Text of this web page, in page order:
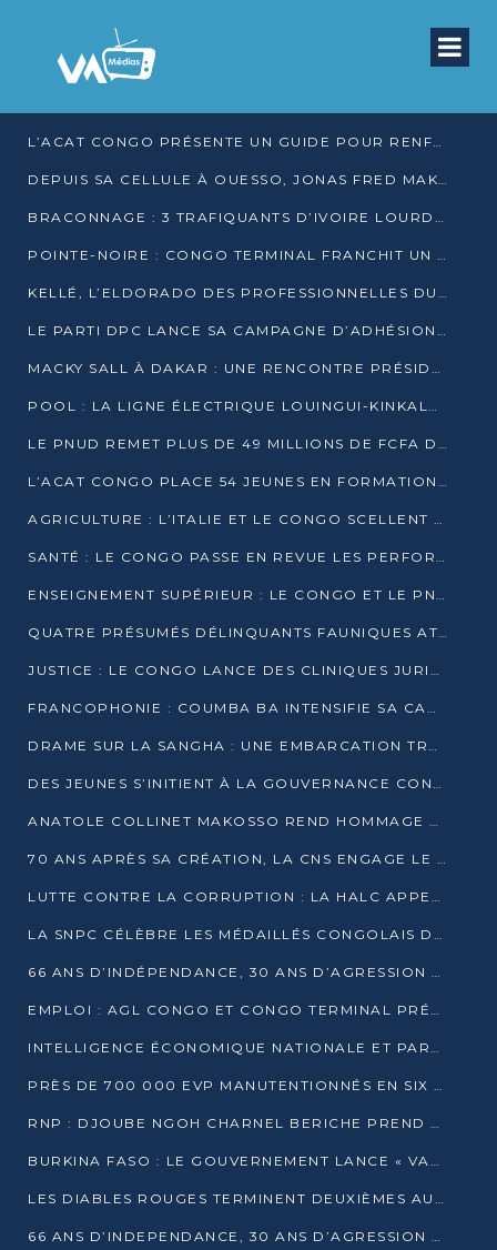
L’ACAT CONGO PRÉSENTE UN GUIDE POUR RENFORCER LES GARANTIES JUDICIAIRES EN GARDE À VUE
DEPUIS SA CELLULE À OUESSO, JONAS FRED MAKITA DÉNONCE CE QU’IL QUALIFIE DE DÉNI DE JUSTICE
BRACONNAGE : 3 TRAFIQUANTS D’IVOIRE LOURDEMENT CONDAMNÉS À DJAMBALA
POINTE-NOIRE : CONGO TERMINAL FRANCHIT UN CAP HISTORIQUE AVEC 99 MOUVEMENTS/HEURE
KELLÉ, L’ELDORADO DES PROFESSIONNELLES DU SEXE
LE PARTI DPC LANCE SA CAMPAGNE D’ADHÉSIONS ET VEUT STRUCTURER SA PRÉSENCE DANS LES 15 DÉPARTEMENTS
MACKY SALL À DAKAR : UNE RENCONTRE PRÉSIDENTIELLE QUI DIVISE L’OPINION SÉNÉGALAISE
POOL : LA LIGNE ÉLECTRIQUE LOUINGUI-KINKALA-BOKO MISE EN SERVICE
LE PNUD REMET PLUS DE 49 MILLIONS DE FCFA D’ÉQUIPEMENTS POUR ACCÉLÉRER LA NUMÉRISATION DU SYSTÈME DE SANTÉ
L’ACAT CONGO PLACE 54 JEUNES EN FORMATION PROFESSIONNELLE
AGRICULTURE : L’ITALIE ET LE CONGO SCELLENT UN PARTENARIAT POUR UNE PRODUCTION LOCALE DURABLE
SANTÉ : LE CONGO PASSE EN REVUE LES PERFORMANCES DE SES HÔPITAUX À MI-PARCOURS
ENSEIGNEMENT SUPÉRIEUR : LE CONGO ET LE PNUD VEULENT RAPPROCHER LA FORMATION UNIVERSITAIRE DES BESOINS DU MARCHÉ DE L’EMPLOI
QUATRE PRÉSUMÉS DÉLINQUANTS FAUNIQUES ATTENDUS DEVANT LA JUSTICE POUR TRAFIC D’IVOIRE
JUSTICE : LE CONGO LANCE DES CLINIQUES JURIDIQUES POUR RAPPROCHER LE DROIT DES CITOYENS
FRANCOPHONIE : COUMBA BA INTENSIFIE SA CAMPAGNE POUR LA SUCCESSION À LA TÊTE DE L’OIF
DRAME SUR LA SANGHA : UNE EMBARCATION TRANSPORTANT DES FIDÈLES DE « NZAMBÉ YA L’HUILE » FAIT NAUFRAGE À OUESSO
DES JEUNES S’INITIENT À LA GOUVERNANCE CONTINENTALE À BRAZZAVILLE
ANATOLE COLLINET MAKOSSO REND HOMMAGE À JEAN-PAUL PIGASSE
70 ANS APRÈS SA CRÉATION, LA CNS ENGAGE LE VIRAGE DE LA DIGITALISATION
LUTTE CONTRE LA CORRUPTION : LA HALC APPELLE À PASSER DES DISCOURS AUX ACTES
LA SNPC CÉLÈBRE LES MÉDAILLÉS CONGOLAIS DES OLYMPIADES PANAFRICAINES DE MATHÉMATIQUES 2026
66 ANS D’INDÉPENDANCE, 30 ANS D’AGRESSION RWANDAISE : 4 PRÉSIDENCES, UN ÉCHEC COLLECTIF
EMPLOI : AGL CONGO ET CONGO TERMINAL PRÉSÉLECTIONNENT PLUS DE 70 JEUNES À POINTE-NOIRE
INTELLIGENCE ÉCONOMIQUE NATIONALE ET PARTENARIATS INTERNATIONAUX : VERS UNE DOCTRINE SOUVERAINE DE SÉCURITÉ ÉCONOMIQUE
PRÈS DE 700 000 EVP MANUTENTIONNÉS EN SIX MOIS PAR CONGO TERMINAL
RNP : DJOUBE NGOH CHARNEL BERICHE PREND LES RÊNES DU PARTI
BURKINA FASO : LE GOUVERNEMENT LANCE « VACANCES UTILES 2026 » POUR FORMER LES ÉLÈVES À 15 MÉTIERS
LES DIABLES ROUGES TERMINENT DEUXIÈMES AU CHAMPIONNAT D’AFRIQUE ZONE 3
66 ANS D’INDEPENDANCE, 30 ANS D’AGRESSION RWAN DAISE : 4 PRESIDENCES, UN ECHEC COLLECTIF